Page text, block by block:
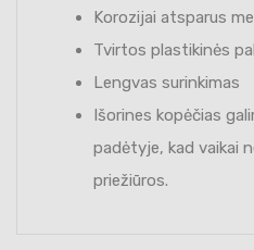
Korozijai atsparus
Tvirtos plastikinės
Lengvas surinkimas
Išorines kopėčias
padėtyje, kad vaikai
priežiūros.